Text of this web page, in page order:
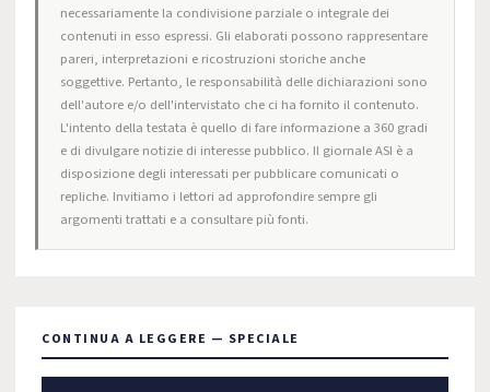
necessariamente la condivisione parziale o integrale dei
contenuti in esso espressi. Gli elaborati possono rappresentare
pareri, interpretazioni e ricostruzioni storiche anche
soggettive. Pertanto, le responsabilità delle dichiarazioni sono
dell'autore e/o dell'intervistato che ci ha fornito il contenuto.
L'intento della testata è quello di fare informazione a 360 gradi
e di divulgare notizie di interesse pubblico. Il giornale ASI è a
disposizione degli interessati per pubblicare comunicati o
repliche. Invitiamo i lettori ad approfondire sempre gli
argomenti trattati e a consultare più fonti.
CONTINUA A LEGGERE — SPECIALE